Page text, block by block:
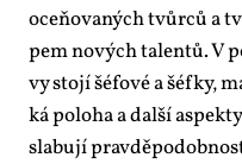
oce­ňo­va­ných tvůr­ců a
pem no­vých ta­len­tů. V
vy sto­jí šé­fo­vé a šéf­ky,
ká po­lo­ha a dal­ší
sla­bu­jí